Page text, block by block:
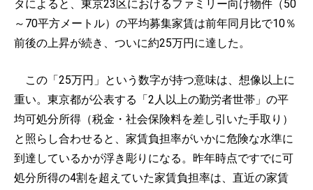
タによると、東京23区におけるファミリー向け物件（50
～70平方メートル）の平均募集家賃は前年同月比で10％
前後の上昇が続き、ついに約25万円に達した。
この「25万円」という数字が持つ意味は、想像以上に
重い。東京都が公表する「2人以上の勤労者世帯」の平
均可処分所得（税金・社会保険料を差し引いた手取り）
と照らし合わせると、家賃負担率がいかに危険な水準に
到達しているかが浮き彫りになる。昨年時点ですでに可
処分所得の4割を超えていた家賃負担率は、直近の家賃